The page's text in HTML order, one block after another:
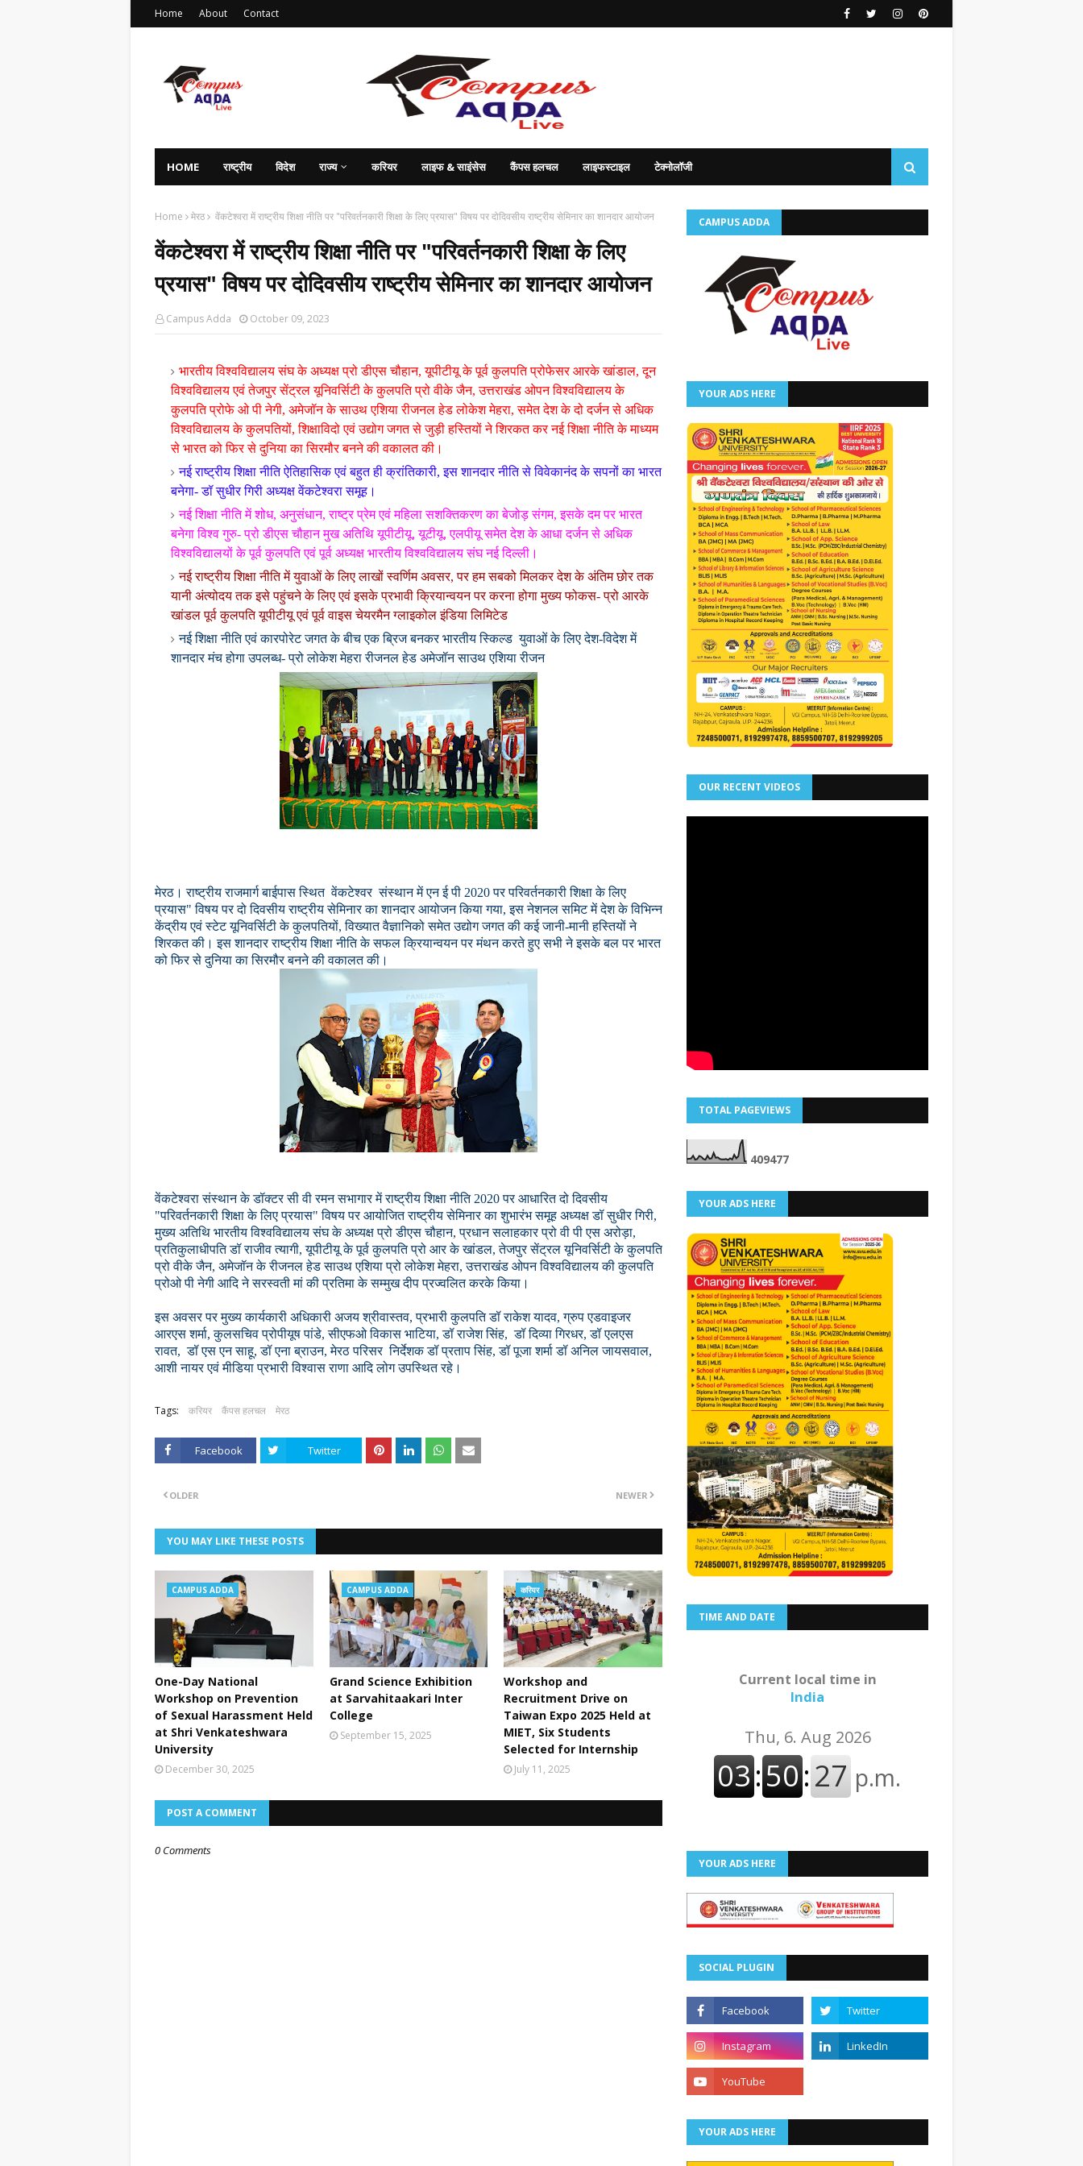
Home About Contact
HOME राष्ट्रीय विदेश राज्य करियर लाइफ & साइंसेस कैंपस हलचल लाइफस्टाइल टेक्नोलॉजी
Home मेरठ वेंकटेश्वरा में राष्ट्रीय शिक्षा नीति पर "परिवर्तनकारी शिक्षा के लिए प्रयास" विषय पर दोदिवसीय राष्ट्रीय सेमिनार का शानदार आयोजन
वेंकटेश्वरा में राष्ट्रीय शिक्षा नीति पर "परिवर्तनकारी शिक्षा के लिए
प्रयास" विषय पर दोदिवसीय राष्ट्रीय सेमिनार का शानदार आयोजन
Campus Adda October 09, 2023
भारतीय विश्वविद्यालय संघ के अध्यक्ष प्रो डीएस चौहान, यूपीटीयू के पूर्व कुलपति प्रोफेसर आरके खांडाल, दून
विश्वविद्यालय एवं तेजपुर सेंट्रल यूनिवर्सिटी के कुलपति प्रो वीके जैन, उत्तराखंड ओपन विश्वविद्यालय के
कुलपति प्रोफे ओ पी नेगी, अमेजॉन के साउथ एशिया रीजनल हेड लोकेश मेहरा, समेत देश के दो दर्जन से अधिक
विश्वविद्यालय के कुलपतियों, शिक्षाविदो एवं उद्योग जगत से जुड़ी हस्तियों ने शिरकत कर नई शिक्षा नीति के माध्यम
से भारत को फिर से दुनिया का सिरमौर बनने की वकालत की।
नई राष्ट्रीय शिक्षा नीति ऐतिहासिक एवं बहुत ही क्रांतिकारी, इस शानदार नीति से विवेकानंद के सपनों का भारत
बनेगा- डॉ सुधीर गिरी अध्यक्ष वेंकटेश्वरा समूह।
नई शिक्षा नीति में शोध, अनुसंधान, राष्ट्र प्रेम एवं महिला सशक्तिकरण का बेजोड़ संगम, इसके दम पर भारत
बनेगा विश्व गुरु- प्रो डीएस चौहान मुख अतिथि यूपीटीयू, यूटीयू, एलपीयू समेत देश के आधा दर्जन से अधिक
विश्वविद्यालयों के पूर्व कुलपति एवं पूर्व अध्यक्ष भारतीय विश्वविद्यालय संघ नई दिल्ली।
नई राष्ट्रीय शिक्षा नीति में युवाओं के लिए लाखों स्वर्णिम अवसर, पर हम सबको मिलकर देश के अंतिम छोर तक
यानी अंत्योदय तक इसे पहुंचने के लिए एवं इसके प्रभावी क्रियान्वयन पर करना होगा मुख्य फोकस- प्रो आरके
खांडल पूर्व कुलपति यूपीटीयू एवं पूर्व वाइस चेयरमैन ग्लाइकोल इंडिया लिमिटेड
नई शिक्षा नीति एवं कारपोरेट जगत के बीच एक ब्रिज बनकर भारतीय स्किल्ड युवाओं के लिए देश-विदेश में
शानदार मंच होगा उपलब्ध- प्रो लोकेश मेहरा रीजनल हेड अमेजॉन साउथ एशिया रीजन
मेरठ। राष्ट्रीय राजमार्ग बाईपास स्थित वेंकटेश्वर संस्थान में एन ई पी 2020 पर परिवर्तनकारी शिक्षा के लिए
प्रयास" विषय पर दो दिवसीय राष्ट्रीय सेमिनार का शानदार आयोजन किया गया, इस नेशनल समिट में देश के विभिन्न
केंद्रीय एवं स्टेट यूनिवर्सिटी के कुलपतियों, विख्यात वैज्ञानिको समेत उद्योग जगत की कई जानी-मानी हस्तियों ने
शिरकत की। इस शानदार राष्ट्रीय शिक्षा नीति के सफल क्रियान्वयन पर मंथन करते हुए सभी ने इसके बल पर भारत
को फिर से दुनिया का सिरमौर बनने की वकालत की।
वेंकटेश्वरा संस्थान के डॉक्टर सी वी रमन सभागार में राष्ट्रीय शिक्षा नीति 2020 पर आधारित दो दिवसीय
"परिवर्तनकारी शिक्षा के लिए प्रयास" विषय पर आयोजित राष्ट्रीय सेमिनार का शुभारंभ समूह अध्यक्ष डॉ सुधीर गिरी,
मुख्य अतिथि भारतीय विश्वविद्यालय संघ के अध्यक्ष प्रो डीएस चौहान, प्रधान सलाहकार प्रो वी पी एस अरोड़ा,
प्रतिकुलाधीपति डॉ राजीव त्यागी, यूपीटीयू के पूर्व कुलपति प्रो आर के खांडल, तेजपुर सेंट्रल यूनिवर्सिटी के कुलपति
प्रो वीके जैन, अमेजॉन के रीजनल हेड साउथ एशिया प्रो लोकेश मेहरा, उत्तराखंड ओपन विश्वविद्यालय की कुलपति
प्रोओ पी नेगी आदि ने सरस्वती मां की प्रतिमा के सम्मुख दीप प्रज्वलित करके किया।
इस अवसर पर मुख्य कार्यकारी अधिकारी अजय श्रीवास्तव, प्रभारी कुलपति डॉ राकेश यादव, ग्रुप एडवाइजर
आरएस शर्मा, कुलसचिव प्रोपीयूष पांडे, सीएफओ विकास भाटिया, डॉ राजेश सिंह, डॉ दिव्या गिरधर, डॉ एलएस
रावत, डॉ एस एन साहू, डॉ एना ब्राउन, मेरठ परिसर निर्देशक डॉ प्रताप सिंह, डॉ पूजा शर्मा डॉ अनिल जायसवाल,
आशी नायर एवं मीडिया प्रभारी विश्वास राणा आदि लोग उपस्थित रहे।
Tags: करियर कैंपस हलचल मेरठ
Facebook Twitter
NEWER
OLDER
YOU MAY LIKE THESE POSTS
CAMPUS ADDA
One-Day National
Workshop on Prevention
of Sexual Harassment Held
at Shri Venkateshwara
University
December 30, 2025
CAMPUS ADDA
Grand Science Exhibition
at Sarvahitaakari Inter
College
September 15, 2025
करियर
Workshop and
Recruitment Drive on
Taiwan Expo 2025 Held at
MIET, Six Students
Selected for Internship
July 11, 2025
POST A COMMENT
0 Comments
CAMPUS ADDA
YOUR ADS HERE
OUR RECENT VIDEOS
TOTAL PAGEVIEWS
409477
YOUR ADS HERE
TIME AND DATE
Current local time in
India
YOUR ADS HERE
SOCIAL PLUGIN
YOUR ADS HERE